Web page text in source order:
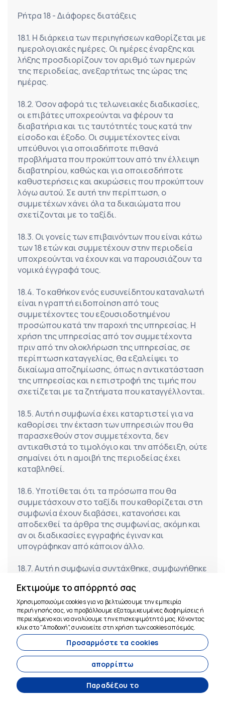
Ρήτρα 18 - Διάφορες διατάξεις
18.1. Η διάρκεια των περιηγήσεων καθορίζεται με
ημερολογιακές ημέρες. Οι ημέρες έναρξης και
λήξης προσδιορίζουν τον αριθμό των ημερών
της περιοδείας, ανεξαρτήτως της ώρας της
ημέρας.
18.2. Όσον αφορά τις τελωνειακές διαδικασίες,
οι επιβάτες υποχρεούνται να φέρουν τα
διαβατήρια και τις ταυτότητές τους κατά την
είσοδο και έξοδο. Οι συμμετέχοντες είναι
υπεύθυνοι για οποιαδήποτε πιθανά
προβλήματα που προκύπτουν από την έλλειψη
διαβατηρίου, καθώς και για οποιεσδήποτε
καθυστερήσεις και ακυρώσεις που προκύπτουν
λόγω αυτού. Σε αυτή την περίπτωση, ο
συμμετέχων χάνει όλα τα δικαιώματα που
σχετίζονται με το ταξίδι.
18.3. Οι γονείς των επιβαινόντων που είναι κάτω
των 18 ετών και συμμετέχουν στην περιοδεία
υποχρεούνται να έχουν και να παρουσιάζουν τα
νομικά έγγραφά τους.
18.4. Το καθήκον ενός ευσυνείδητου καταναλωτή
είναι η γραπτή ειδοποίηση από τους
συμμετέχοντες του εξουσιοδοτημένου
προσώπου κατά την παροχή της υπηρεσίας. Η
χρήση της υπηρεσίας από τον συμμετέχοντα
πριν από την ολοκλήρωση της υπηρεσίας, σε
περίπτωση καταγγελίας, θα εξαλείψει το
δικαίωμα αποζημίωσης, όπως η αντικατάσταση
της υπηρεσίας και η επιστροφή της τιμής που
σχετίζεται με τα ζητήματα που καταγγέλλονται.
18.5. Αυτή η συμφωνία έχει καταρτιστεί για να
καθορίσει την έκταση των υπηρεσιών που θα
παρασχεθούν στον συμμετέχοντα, δεν
αντικαθιστά το τιμολόγιο και την απόδειξη, ούτε
σημαίνει ότι η αμοιβή της περιοδείας έχει
καταβληθεί.
18.6. Υποτίθεται ότι τα πρόσωπα που θα
συμμετάσχουν στο ταξίδι που καθορίζεται στη
συμφωνία έχουν διαβάσει, κατανοήσει και
αποδεχθεί τα άρθρα της συμφωνίας, ακόμη και
αν οι διαδικασίες εγγραφής έγιναν και
υπογράφηκαν από κάποιον άλλο.
18.7. Αυτή η συμφωνία συντάχθηκε, συμφωνήθηκε
μερών και την εξοικείωση με όλα τα άρθρα.
Σημείο 19 - ΥΠΗΡΕΣΙΕΣ ΚΑΙ ΤΙΜΕΣ
Το TT Travel παρέχει μια διαδικτυακή
πλατφόρμα όπου οι επιχειρηματικοί
συνεργάτες, οι διοργανωτές ταξιδιών, οι
ιδιοκτήτες σπιτιών και άλλοι πάροχοι μπορούν
να διαφημίσουν τα προϊόντα, τις υπηρεσίες, τις
περιοδείες και τις κρατήσεις τους και όπου οι
Εκτιμούμε το απόρρητό σας
Χρησιμοποιούμε cookies για να βελτιώσουμε την εμπειρία
περιήγησής σας, να προβάλλουμε εξατομικευμένες διαφημίσεις ή
περιεχόμενο και να αναλύουμε την επισκεψιμότητά μας. Κάνοντας
κλικ στο "Αποδοχή", συναινείτε στη χρήση των cookies από εμάς.
Προσαρμόστε τα cookies
απορρίπτω
Παραδέξου το
Είμαστε εδώ για
βοήθεια